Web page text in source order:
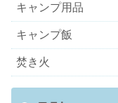
キャンプ用品
キャンプ飯
焚き火